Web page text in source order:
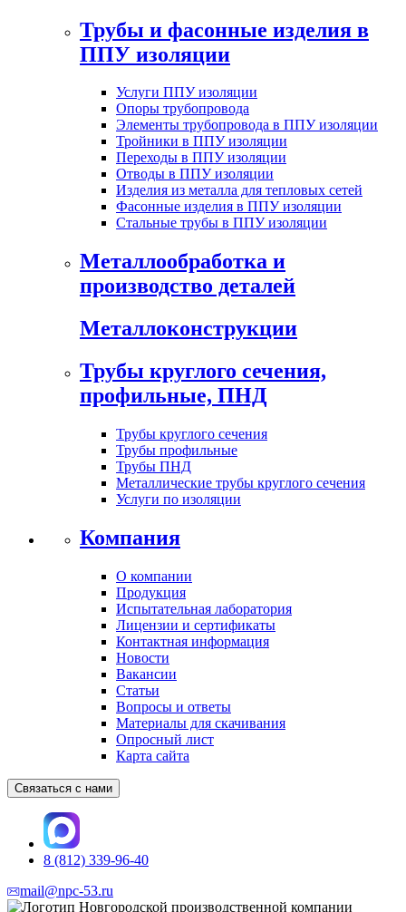
Трубы и фасонные изделия в
ППУ изоляции
Услуги ППУ изоляции
Опоры трубопровода
Элементы трубопровода в ППУ изоляции
Тройники в ППУ изоляции
Переходы в ППУ изоляции
Отводы в ППУ изоляции
Изделия из металла для тепловых сетей
Фасонные изделия в ППУ изоляции
Стальные трубы в ППУ изоляции
Металлообработка и
производство деталей
Металлоконструкции
Трубы круглого сечения,
профильные, ПНД
Трубы круглого сечения
Трубы профильные
Трубы ПНД
Металлические трубы круглого сечения
Услуги по изоляции
Компания
О компании
Продукция
Испытательная лаборатория
Лицензии и сертификаты
Контактная информация
Новости
Вакансии
Статьи
Вопросы и ответы
Материалы для скачивания
Опросный лист
Карта сайта
Связаться с нами
8 (812) 339-96-40
mail@npc-53.ru